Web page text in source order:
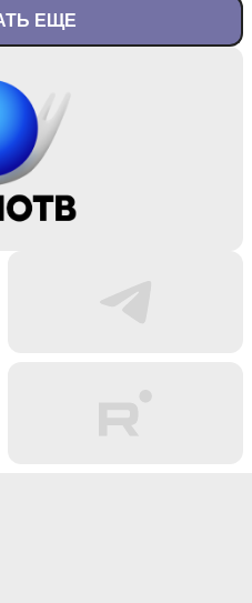
ЕЩЕ